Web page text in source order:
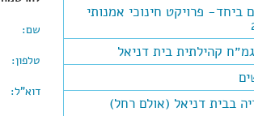
ביחד- פרויקט חינוכי אמנותי
קהילתית בית דניאל
בבית דניאל (אולם רחל)
שם:
טלפון:
דוא"ל: